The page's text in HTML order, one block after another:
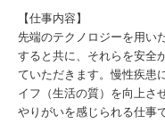
【仕事内容】
先端のテクノロジーを用い
すると共に、それらを安全
ていただきます。慢性疾患
イフ（生活の質）を向上さ
やりがいを感じられる仕事